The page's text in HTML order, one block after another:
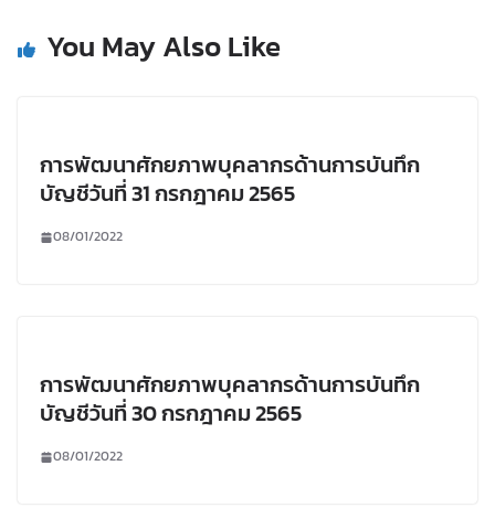
You May Also Like
การพัฒนาศักยภาพบุคลากรด้านการบันทึก
บัญชีวันที่ 31 กรกฎาคม 2565
08/01/2022
การพัฒนาศักยภาพบุคลากรด้านการบันทึก
บัญชีวันที่ 30 กรกฎาคม 2565
08/01/2022